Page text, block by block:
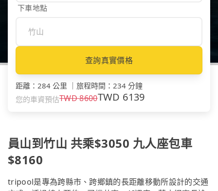
下車地點
查詢真實價格
距離 ： 284 公里 旅程時間 ： 234 分鐘
您的車資預估TWD8600TWD 6139
員山到竹山 共乘$3050 九人座包車
$8160
tripool是專為跨縣市、跨鄉鎮的長距離移動所設計的交通